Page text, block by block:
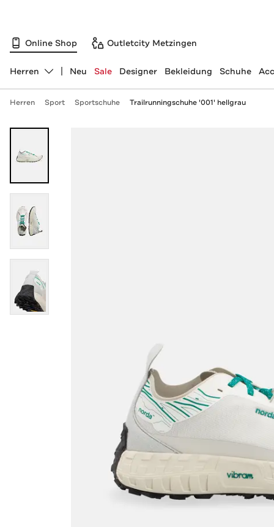
Online Shop Outletcity Metzingen
Abteilung ändern, ausgewählt:
Herren Neu Sale Designer Bekleidung Schuhe
Herren Sport Sportschuhe Trailrunningschuhe '001' hellgrau